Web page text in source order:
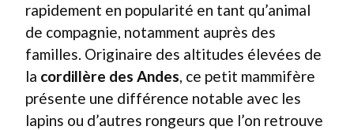
rapidement en popularité en tant qu’animal
de compagnie, notamment auprès des
familles. Originaire des altitudes élevées de
la cordillère des Andes, ce petit mammifère
présente une différence notable avec les
lapins ou d’autres rongeurs que l’on retrouve